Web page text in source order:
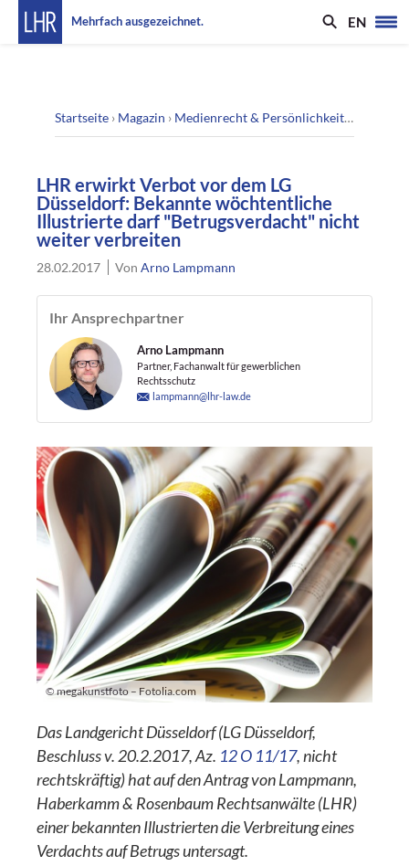
Mehrfach ausgezeichnet. EN
Startseite › Magazin › Medienrecht & Persönlichkeitsrecht
LHR erwirkt Verbot vor dem LG
Düsseldorf: Bekannte wöchtentliche
Illustrierte darf "Betrugsverdacht" nicht
weiter verbreiten
28.02.2017 VonArno Lampmann
Ihr Ansprechpartner
Arno Lampmann
Partner, Fachanwalt für gewerblichen
Rechtsschutz
lampmann@lhr-law.de
© megakunstfoto – Fotolia.com
Das Landgericht Düsseldorf (LG Düsseldorf,
Beschluss v. 20.2.2017, Az. 12 O 11/17, nicht
rechtskräftig) hat auf den Antrag von Lampmann,
Haberkamm & Rosenbaum Rechtsanwälte (LHR)
einer bekannten Illustrierten die Verbreitung eines
Verdachts auf Betrugs untersagt.